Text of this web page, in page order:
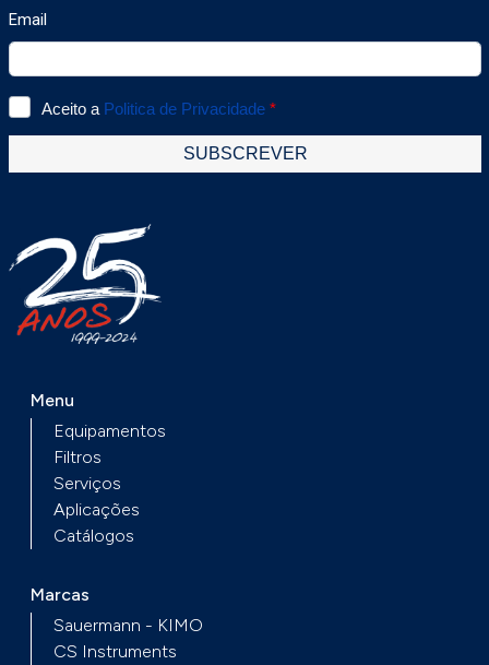
Menu
Equipamentos
Filtros
Serviços
Aplicações
Catálogos
Marcas
Sauermann - KIMO
CS Instruments